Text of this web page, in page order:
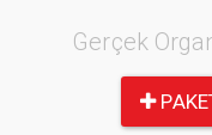
Gerçek